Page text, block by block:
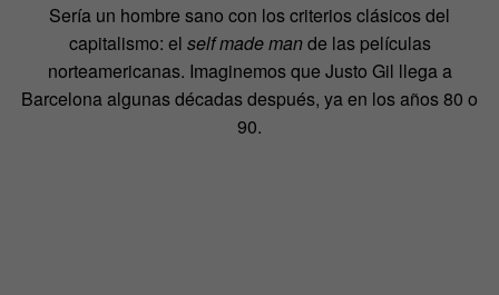
Sería un hombre sano con los criterios clásicos del
capitalismo: el self made mande las películas
norteamericanas. Imaginemos que Justo Gil llega a
Barcelona algunas décadas después, ya en los años 80 o
90.